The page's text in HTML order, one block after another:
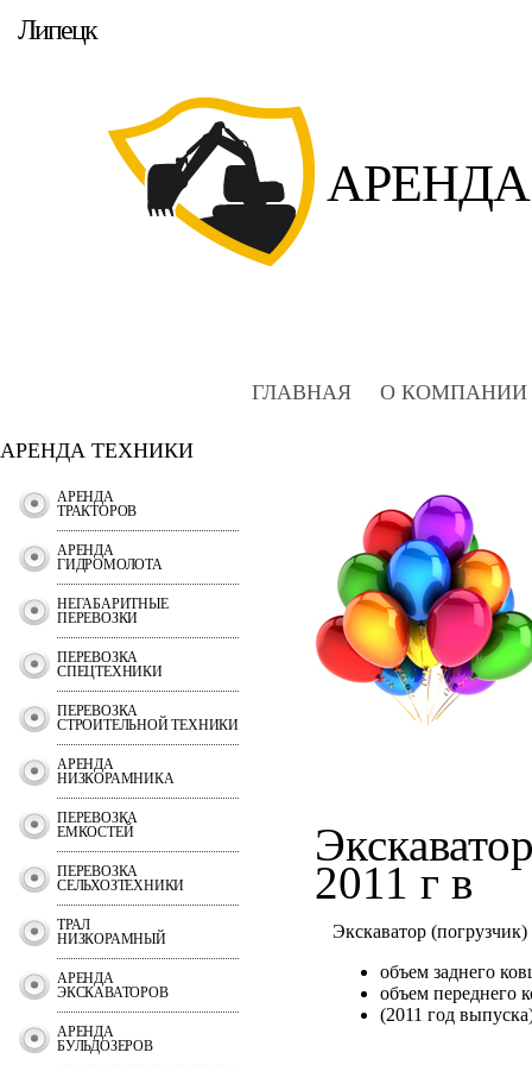
Липецк
ГЛАВНАЯ О КОМПАНИИ
АРЕНДА ТЕХНИКИ
АРЕНДА
ТРАКТОРОВ
АРЕНДА
ГИДРОМОЛОТА
НЕГАБАРИТНЫЕ
ПЕРЕВОЗКИ
ПЕРЕВОЗКА
СПЕЦТЕХНИКИ
ПЕРЕВОЗКА
СТРОИТЕЛЬНОЙ ТЕХНИКИ
АРЕНДА
НИЗКОРАМНИКА
ПЕРЕВОЗКА
ЕМКОСТЕЙ
ПЕРЕВОЗКА
СЕЛЬХОЗТЕХНИКИ
ТРАЛ
НИЗКОРАМНЫЙ
АРЕНДА
ЭКСКАВАТОРОВ
АРЕНДА
БУЛЬДОЗЕРОВ
2011 г в
Экскаватор
объем заднего
объем переднего
(2011 год